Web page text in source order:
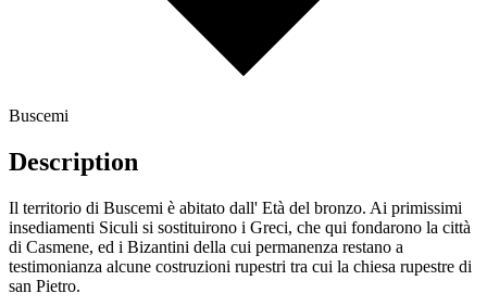
Buscemi
Description
Il territorio di Buscemi è abitato dall' Età del bronzo. Ai primissimi
insediamenti Siculi si sostituirono i Greci, che qui fondarono la città
di Casmene, ed i Bizantini della cui permanenza restano a
testimonianza alcune costruzioni rupestri tra cui la chiesa rupestre di
san Pietro.